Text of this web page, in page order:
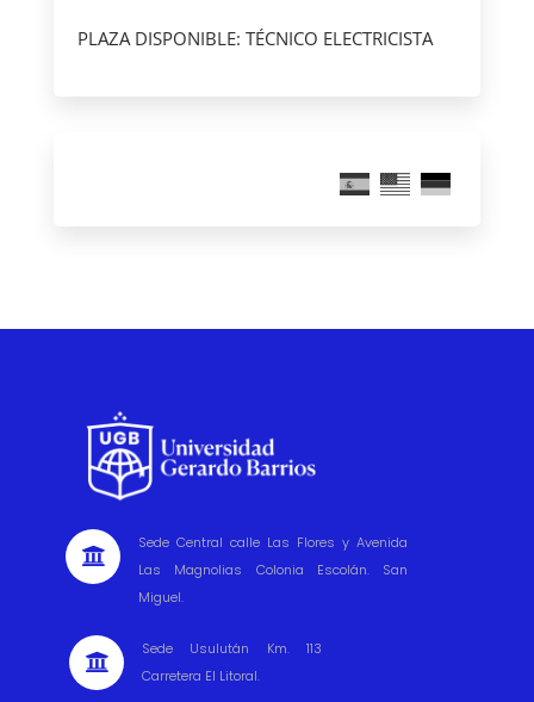
PLAZA DISPONIBLE: TÉCNICO ELECTRICISTA

Sede Central calle Las Flores y Avenida
Las Magnolias Colonia Escolán. San
Miguel.

Sede Usulután Km. 113
Carretera El Litoral.